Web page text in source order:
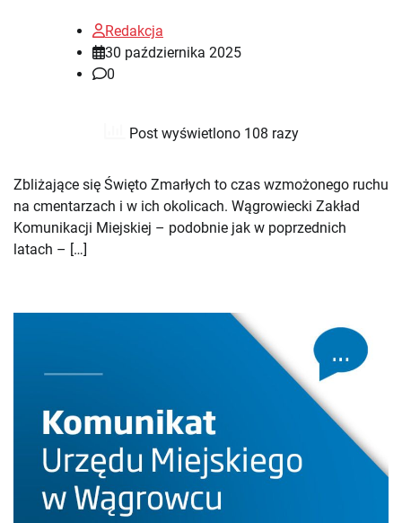
Redakcja
30 października 2025
0
Post wyświetlono 108 razy
Zbliżające się Święto Zmarłych to czas wzmożonego ruchu
na cmentarzach i w ich okolicach. Wągrowiecki Zakład
Komunikacji Miejskiej – podobnie jak w poprzednich
latach – […]